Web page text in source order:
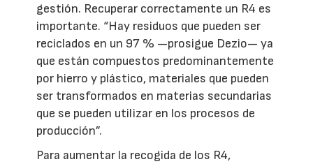
gestión. Recuperar correctamente un R4 es
importante. “Hay residuos que pueden ser
reciclados en un 97 % —prosigue Dezio— ya
que están compuestos predominantemente
por hierro y plástico, materiales que pueden
ser transformados en materias secundarias
que se pueden utilizar en los procesos de
producción”.
Para aumentar la recogida de los R4,